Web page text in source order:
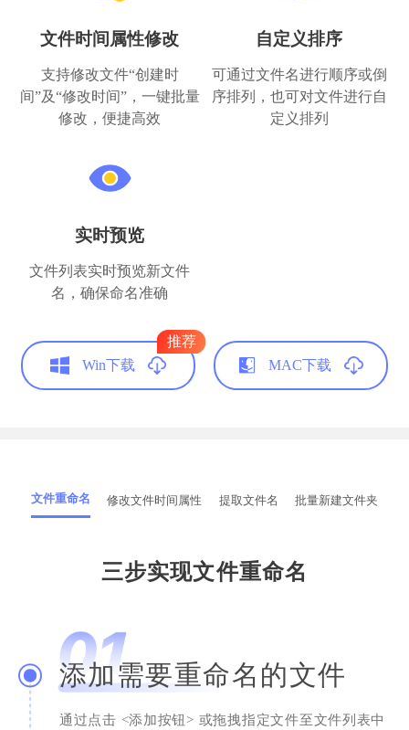
文件时间属性修改
支持修改文件“创建时
间”及“修改时间”，一键批量
修改，便捷高效
自定义排序
可通过文件名进行顺序或倒
序排列，也可对文件进行自
定义排列
实时预览
文件列表实时预览新文件
名，确保命名准确
Win下载
推荐
MAC下载
文件重命名 修改文件时间属性 提取文件名 批量新建文件夹
三步实现文件重命名
添加需要重命名的文件
通过点击 <添加按钮> 或拖拽指定文件至文件列表中
错，深得我心。换电脑了，我还是会继续使用
滴，给个赞！
整洁的文件名